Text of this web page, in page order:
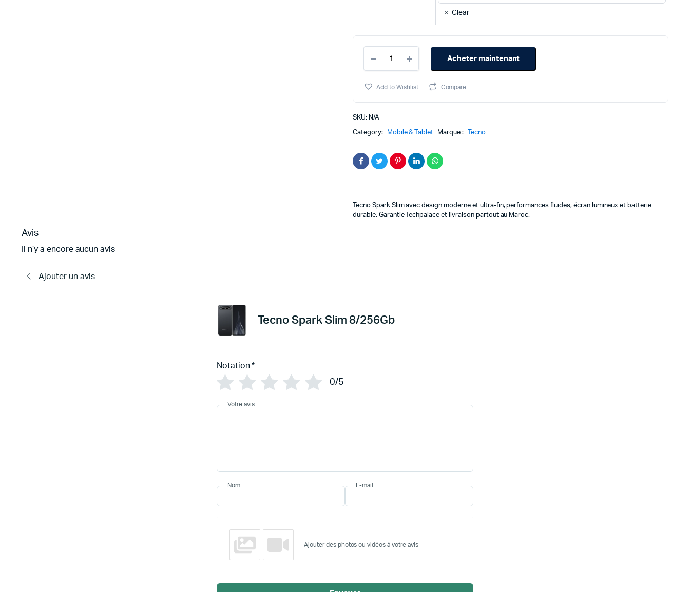
était :
2999د.م..
est :
2749د.م..
Clear
Spark
Slim
quantity
Acheter maintenant
Add to Wishlist Compare
SKU: N/A
Category: Mobile & Tablet Marque : Tecno
Tecno Spark Slim avec design moderne et ultra-fin, performances fluides, écran lumineux et batterie
durable. Garantie Techpalace et livraison partout au Maroc.
Avis
Il n’y a encore aucun avis
Ajouter un avis
Tecno Spark Slim 8/256Gb
Notation *
0/5
Votre avis
Nom E-mail
Ajouter des photos ou vidéos à votre avis